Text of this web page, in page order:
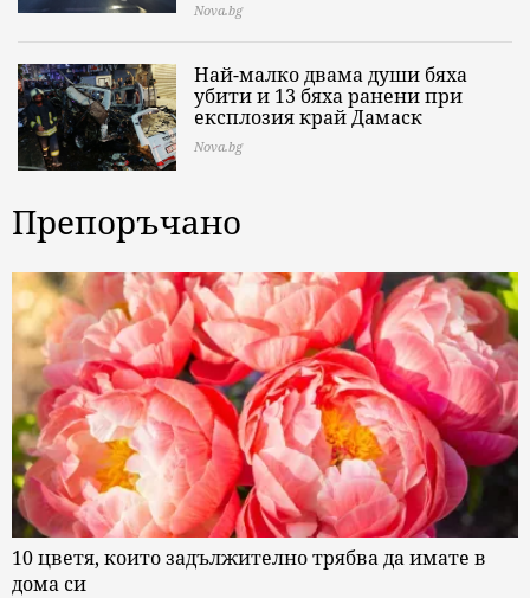
Nova.bg
Най-малко двама души бяха
убити и 13 бяха ранени при
експлозия край Дамаск
Nova.bg
Препоръчано
10 цветя, които задължително трябва да имате в
дома си